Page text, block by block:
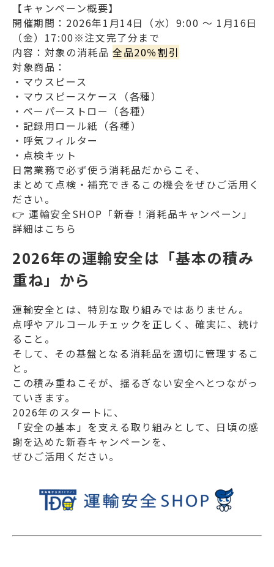
【キャンペーン概要】
開催期間：2026年1月14日（水）9:00 ～ 1月16日
（金）17:00※注文完了分まで
内容：対象の消耗品全品20％割引
対象商品：
・マウスピース
・マウスピースケース（各種）
・ペーパーストロー（各種）
・記録用ロール紙（各種）
・呼気フィルター
・点検キット
日常業務で必ず使う消耗品だからこそ、
まとめて点検・補充できるこの機会をぜひご活用く
ださい。
👉 運輸安全SHOP「新春！消耗品キャンペーン」
詳細は こちら
2026年の運輸安全は「基本の積み
重ね」から
運輸安全とは、特別な取り組みではありません。
点呼やアルコールチェックを正しく、確実に、続け
ること。
そして、その基盤となる消耗品を適切に管理するこ
と。
この積み重ねこそが、揺るぎない安全へとつながっ
ていきます。
2026年のスタートに、
「安全の基本」を支える取り組みとして、日頃の感
謝を込めた新春キャンペーンを、
ぜひご活用ください。